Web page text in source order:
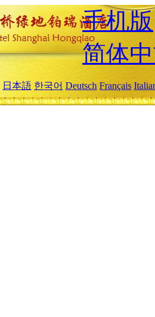
手机版
简体
日本語 한국어 Deutsch Français